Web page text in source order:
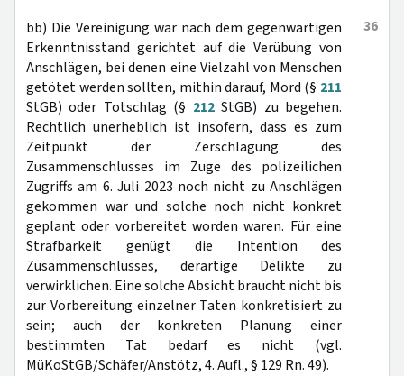
36
bb) Die Vereinigung war nach dem gegenwärtigen
Erkenntnisstand gerichtet auf die Verübung von
Anschlägen, bei denen eine Vielzahl von Menschen
getötet werden sollten, mithin darauf, Mord (§ 211
StGB) oder Totschlag (§ 212StGB) zu begehen.
Rechtlich unerheblich ist insofern, dass es zum
Zeitpunkt der Zerschlagung des
Zusammenschlusses im Zuge des polizeilichen
Zugriffs am 6. Juli 2023 noch nicht zu Anschlägen
gekommen war und solche noch nicht konkret
geplant oder vorbereitet worden waren. Für eine
Strafbarkeit genügt die Intention des
Zusammenschlusses, derartige Delikte zu
verwirklichen. Eine solche Absicht braucht nicht bis
zur Vorbereitung einzelner Taten konkretisiert zu
sein; auch der konkreten Planung einer
bestimmten Tat bedarf es nicht (vgl.
MüKoStGB/Schäfer/Anstötz, 4. Aufl., § 129 Rn. 49).